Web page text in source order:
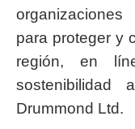
para proteger y
región, en
sostenibilidad
Drummond Ltd.